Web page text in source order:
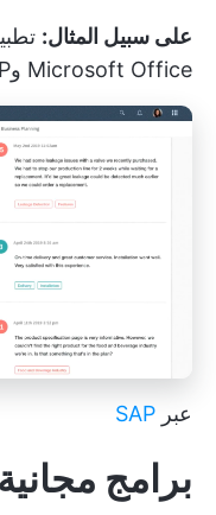
على سبيل المثال:
Microsoft Office وSAP
عبر SAP
برامج